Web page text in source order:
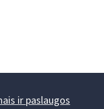
ir paslaugos